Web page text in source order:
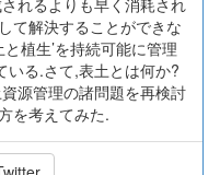
れるよりも早く消耗され
て解決することができな
植生’を持続可能に管理
いる.さて,表土とは何か?
源管理の諸問題を再検討
を考えてみた.